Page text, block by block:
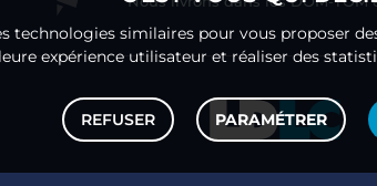
technologies similaires pour vous proposer
expérience utilisateur et réaliser des
REFUSER PARAMÉTRER